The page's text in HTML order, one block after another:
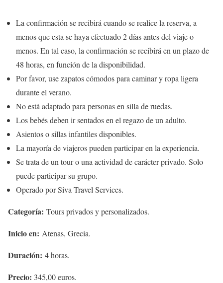
La confirmación se recibirá cuando se realice la reserva, a
menos que esta se haya efectuado 2 días antes del viaje o
menos. En tal caso, la confirmación se recibirá en un plazo de
48 horas, en función de la disponibilidad.
Por favor, use zapatos cómodos para caminar y ropa ligera
durante el verano.
No está adaptado para personas en silla de ruedas.
Los bebés deben ir sentados en el regazo de un adulto.
Asientos o sillas infantiles disponibles.
La mayoría de viajeros pueden participar en la experiencia.
Se trata de un tour o una actividad de carácter privado. Solo
puede participar su grupo.
Operado por Siva Travel Services.
Categoría: Tours privados y personalizados.
Inicio en: Atenas, Grecia.
Duración: 4 horas.
Precio: 345,00 euros.